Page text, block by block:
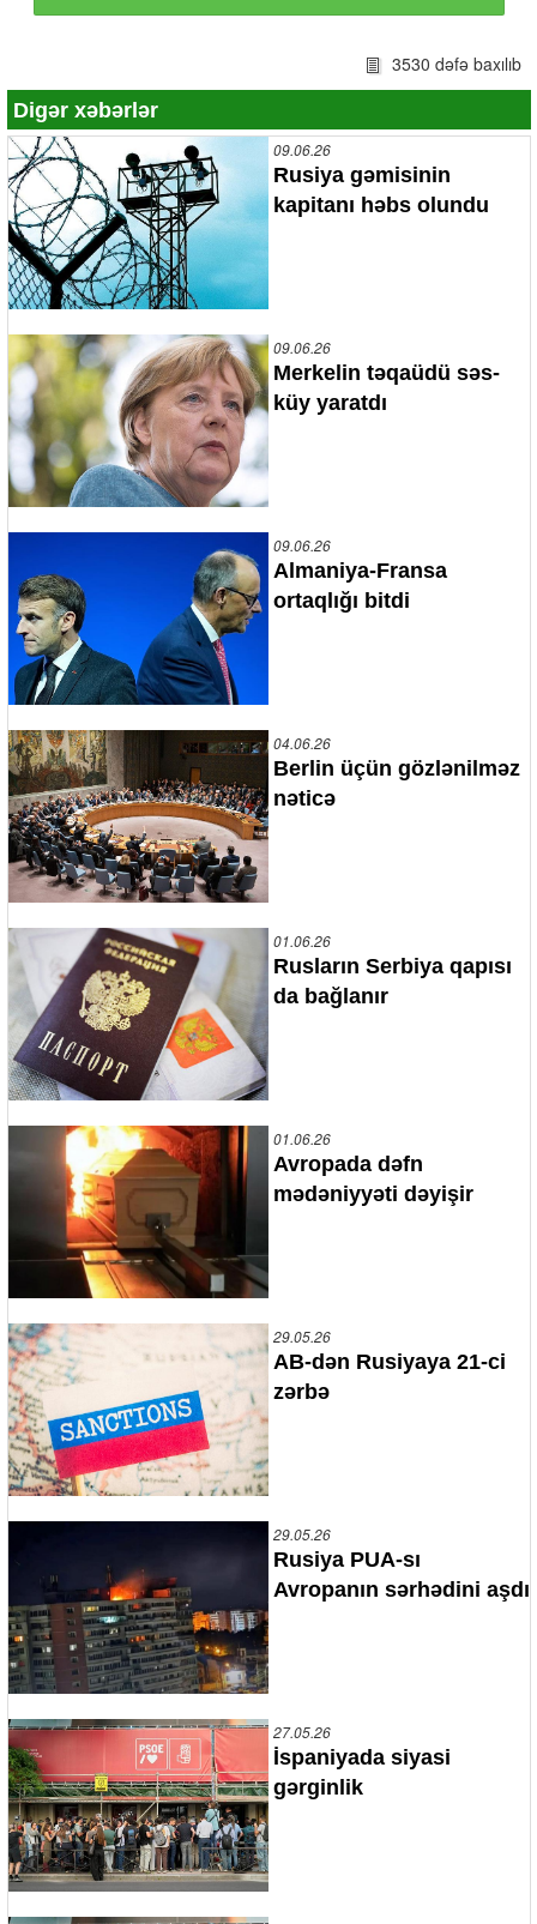
3530 dəfə baxılıb
Digər xəbərlər
09.06.26
Rusiya gəmisinin
kapitanı həbs olundu
09.06.26
Merkelin təqaüdü səs-
küy yaratdı
09.06.26
Almaniya-Fransa
ortaqlığı bitdi
04.06.26
Berlin üçün gözlənilməz
nəticə
01.06.26
Rusların Serbiya qapısı
da bağlanır
01.06.26
Avropada dəfn
mədəniyyəti dəyişir
29.05.26
AB-dən Rusiyaya 21-ci
zərbə
29.05.26
Rusiya PUA-sı
Avropanın sərhədini aşdı
27.05.26
İspaniyada siyasi
gərginlik